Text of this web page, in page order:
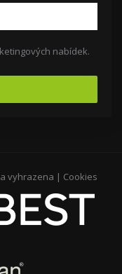
nabídek.
vyhrazena | Cookies